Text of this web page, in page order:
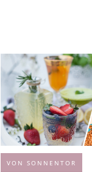
VON SONNENTOR